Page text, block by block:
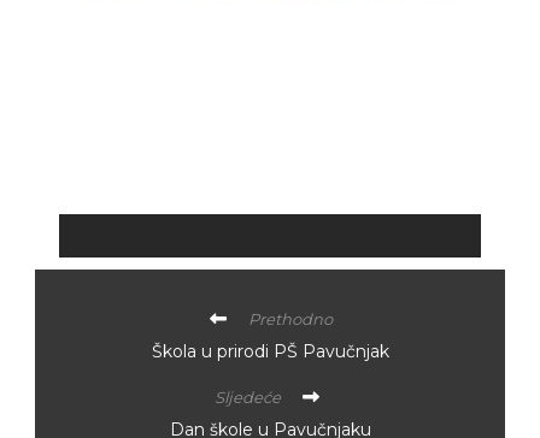
Prethodno
Škola u prirodi PŠ Pavučnjak
Sljedeće
Dan škole u Pavučnjaku